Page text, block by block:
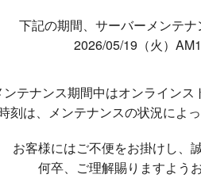
下記の期間、サーバーメンテナ
2026/05/19（火）
ンテナンス期間中はオンラインス
刻は、メンテナンスの状況によ
お客様にはご不便をお掛けし、
何卒、ご理解賜りますよう